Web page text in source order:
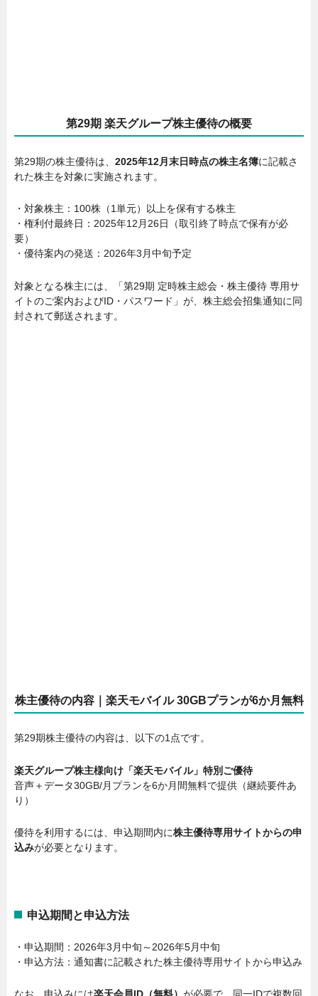
第29期 楽天グループ株主優待の概要
第29期の株主優待は、 2025年12月末日時点の株主名簿に記載さ
れた株主を対象に実施されます。
・対象株主：100株（1単元）以上を保有する株主
・権利付最終日：2025年12月26日（取引終了時点で保有が必
要）
・優待案内の発送：2026年3月中旬予定
対象となる株主には、「第29期 定時株主総会・株主優待 専用サ
イトのご案内およびID・パスワード」が、株主総会招集通知に同
封されて郵送されます。
株主優待の内容｜楽天モバイル 30GBプランが6か月無料
第29期株主優待の内容は、以下の1点です。
楽天グループ株主様向け「楽天モバイル」特別ご優待
音声＋データ30GB/月プランを6か月間無料で提供（継続要件あ
り）
優待を利用するには、申込期間内に株主優待専用サイトからの申
込みが必要となります。
申込期間と申込方法
・申込期間：2026年3月中旬～2026年5月中旬
・申込方法：通知書に記載された株主優待専用サイトから申込み